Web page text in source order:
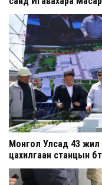
Монгол Улсад 43 жил
цахилгаан станцын
эхлүүллээ